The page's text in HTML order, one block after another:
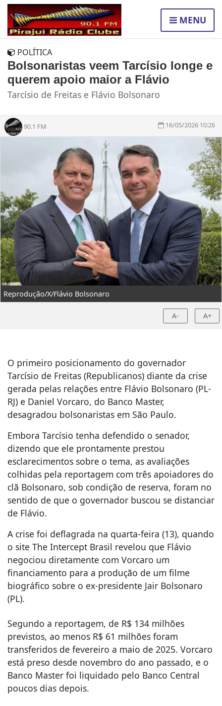
MENU
POLÍTICA
Bolsonaristas veem Tarcísio longe e
querem apoio maior a Flávio
Tarcísio de Freitas e Flávio Bolsonaro
90.1 FM 16/05/2026 10:26
Reprodução/X/Flávio Bolsonaro
A- A+
O primeiro posicionamento do governador
Tarcísio de Freitas (Republicanos) diante da crise
gerada pelas relações entre Flávio Bolsonaro (PL-
RJ) e Daniel Vorcaro, do Banco Master,
desagradou bolsonaristas em São Paulo.
Embora Tarcísio tenha defendido o senador,
dizendo que ele prontamente prestou
esclarecimentos sobre o tema, as avaliações
colhidas pela reportagem com três apoiadores do
clã Bolsonaro, sob condição de reserva, foram no
sentido de que o governador buscou se distanciar
de Flávio.
A crise foi deflagrada na quarta-feira (13), quando
o site The Intercept Brasil revelou que Flávio
negociou diretamente com Vorcaro um
financiamento para a produção de um filme
biográfico sobre o ex-presidente Jair Bolsonaro
(PL).
Segundo a reportagem, de R$ 134 milhões
previstos, ao menos R$ 61 milhões foram
transferidos de fevereiro a maio de 2025. Vorcaro
está preso desde novembro do ano passado, e o
Banco Master foi liquidado pelo Banco Central
poucos dias depois.